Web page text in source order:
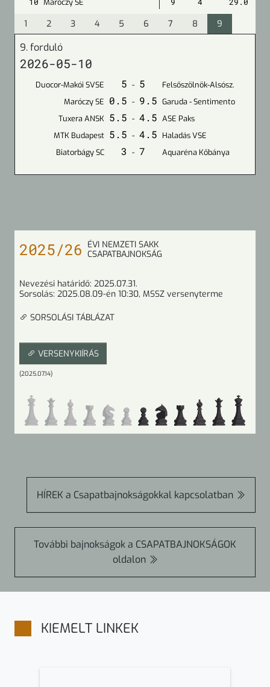
Maróczy SE
1 2 3 4 5 6 7 8 9
9. forduló
2026-05-10
Duocor-Makói SVSE 5 - 5
Felsőszölnök-Alsósz.
Maróczy SE 0.5 - 9.5 Garuda - Sentimento
Tuxera ANSK 5.5 - 4.5 ASE Paks
MTK Budapest 5.5 - 4.5 Haladás VSE
Biatorbágy SC
3 - 7 Aquaréna Kőbánya
2025/26 ÉVI NEMZETI SAKK
CSAPATBAJNOKSÁG
Nevezési határidő: 2025.07.31.
Sorsolás: 2025.08.09-én 10:30, MSSZ versenyterme
SORSOLÁSI TÁBLÁZAT
VERSENYKIÍRÁS
(2025.07.14)
HÍREK a Csapatbajnokságokkal kapcsolatban
További bajnokságok a CSAPATBAJNOKSÁGOK
oldalon
KIEMELT LINKEK